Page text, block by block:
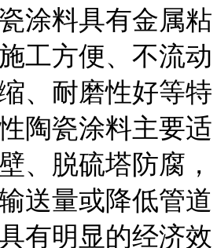
涂料具有金属粘
工方便、不流动
、耐磨性好等特
陶瓷涂料主要适
、脱硫塔防腐，
送量或降低管道
有明显的经济效